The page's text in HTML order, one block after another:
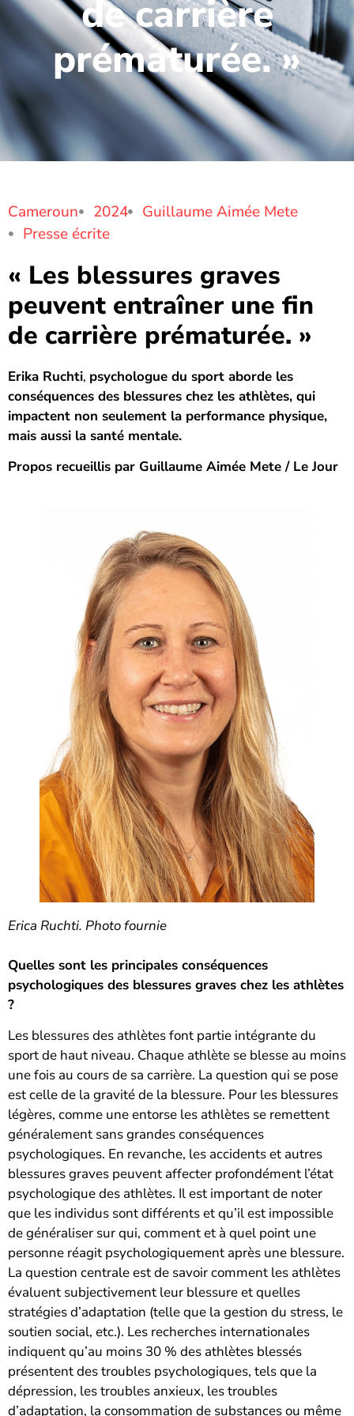
de carrière
prématurée. »
Cameroun 2024
Guillaume Aimée Mete
Presse écrite
« Les blessures graves
peuvent entraîner une fin
de carrière prématurée. »
Erika Ruchti, psychologue du sport aborde les
conséquences des blessures chez les athlètes, qui
impactent non seulement la performance physique,
mais aussi la santé mentale.
Propos recueillis par Guillaume Aimée Mete / Le Jour
Erica Ruchti. Photo fournie
Quelles sont les principales conséquences
psychologiques des blessures graves chez les athlètes
?
Les blessures des athlètes font partie intégrante du
sport de haut niveau. Chaque athlète se blesse au moins
une fois au cours de sa carrière. La question qui se pose
est celle de la gravité de la blessure. Pour les blessures
légères, comme une entorse les athlètes se remettent
généralement sans grandes conséquences
psychologiques. En revanche, les accidents et autres
blessures graves peuvent affecter profondément l’état
psychologique des athlètes. Il est important de noter
que les individus sont différents et qu’il est impossible
de généraliser sur qui, comment et à quel point une
personne réagit psychologiquement après une blessure.
La question centrale est de savoir comment les athlètes
évaluent subjectivement leur blessure et quelles
stratégies d’adaptation (telle que la gestion du stress, le
soutien social, etc.). Les recherches internationales
indiquent qu’au moins 30 % des athlètes blessés
présentent des troubles psychologiques, tels que la
dépression, les troubles anxieux, les troubles
d’adaptation, la consommation de substances ou même